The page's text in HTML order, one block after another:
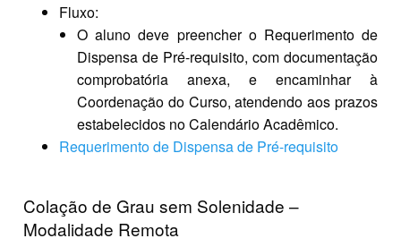
Fluxo:
O aluno deve preencher o Requerimento de
Dispensa de Pré-requisito, com documentação
comprobatória anexa, e encaminhar à
Coordenação do Curso, atendendo aos prazos
estabelecidos no Calendário Acadêmico.
Requerimento de Dispensa de Pré-requisito
Colação de Grau sem Solenidade –
Modalidade Remota